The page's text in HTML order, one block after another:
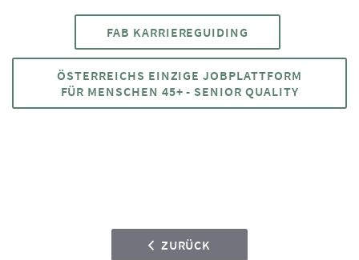
FAB KARRIEREGUIDING
ÖSTERREICHS EINZIGE JOB­PLATTFORM
FÜR MENSCHEN 45+ - SENIOR QUALITY
ZURÜCK